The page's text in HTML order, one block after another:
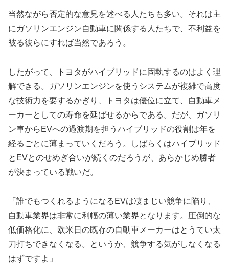
当然ながら否定的な意見を述べる人たちも多い。それは主
にガソリンエンジン自動車に関係する人たちで、不利益を
被る彼らにすれば当然であろう。
したがって、トヨタがハイブリッドに固執するのはよく理
解できる。ガソリンエンジンを使うシステムが複雑で高度
な技術力を要するかぎり、トヨタは優位に立て、自動車メ
ーカーとしての寿命を延ばせるからである。だが、ガソリ
ン車からEVへの過渡期を担うハイブリッドの役割は年を
経るごとに薄まっていくだろう。しばらくはハイブリッド
とEVとのせめぎ合いが続くのだろうが、あらかじめ勝者
が決まっている戦いだ。
「誰でもつくれるようになるEVは凄まじい競争に陥り、
自動車業界は非常に利幅の薄い業界となります。圧倒的な
低価格化に、欧米日の既存の自動車メーカーはとうてい太
刀打ちできなくなる。というか、競争する気がしなくなる
はずですよ」